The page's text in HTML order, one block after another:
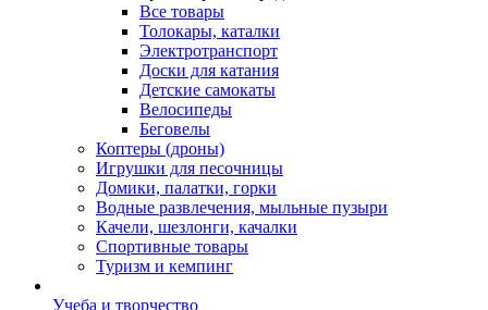
Все товары
Толокары, каталки
Электротранспорт
Доски для катания
Детские самокаты
Велосипеды
Беговелы
Коптеры (дроны)
Игрушки для песочницы
Домики, палатки, горки
Водные развлечения, мыльные пузыри
Качели, шезлонги, качалки
Спортивные товары
Туризм и кемпинг
Учеба и творчество